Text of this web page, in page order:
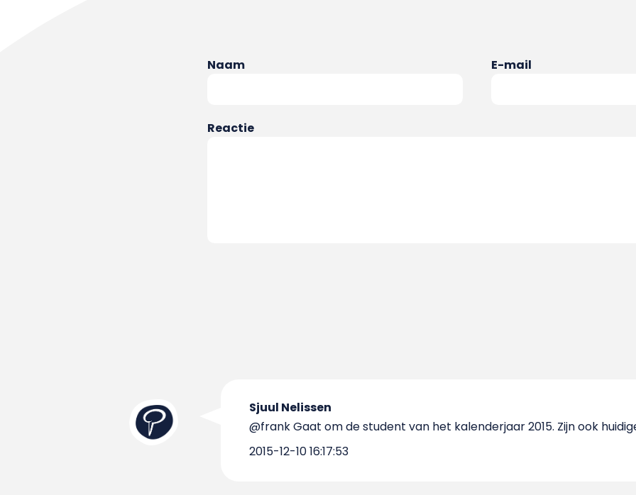
Naam E-mail
Reactie
Sjuul Nelissen
@frank Gaat om de student van het kalenderjaar 2015. Zijn ook
2015-12-10 16:17:53